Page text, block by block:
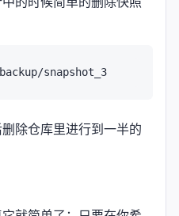
除仓库里进行到一半的